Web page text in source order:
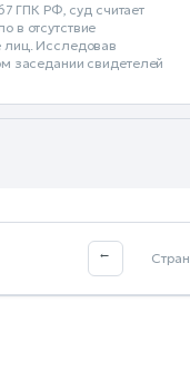
ГПК РФ, суд считает
в отсутствие
лиц. Исследовав
заседании свидетелей
←